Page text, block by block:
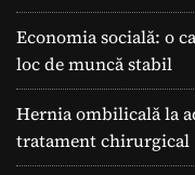
Economia socială: o
loc de muncă stabil
Hernia ombilicală la
tratament chirurgical